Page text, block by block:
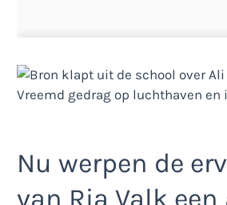
Nu werpen de
van Ria Valk